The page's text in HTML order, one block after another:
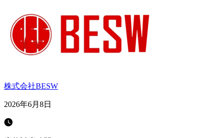
株式会社BESW
2026年6月8日